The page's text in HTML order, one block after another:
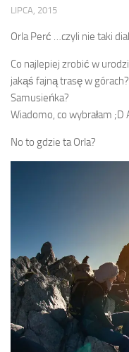
LIPCA, 2015
Orla Perć …czyli nie taki
Co najlepiej zrobić w
jakąś fajną trasę w
Samusieńka?
Wiadomo, co wybrałam ;D
No to gdzie ta Orla?